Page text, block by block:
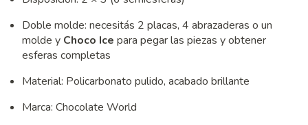
Doble molde: necesitás 2 placas, 4 abrazaderas o un
molde y Choco Ice para pegar las piezas y obtener
esferas completas
Material: Policarbonato pulido, acabado brillante
Marca: Chocolate World